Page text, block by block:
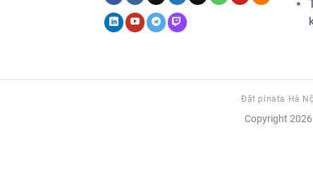
Đặt pinata Hà
Copyright